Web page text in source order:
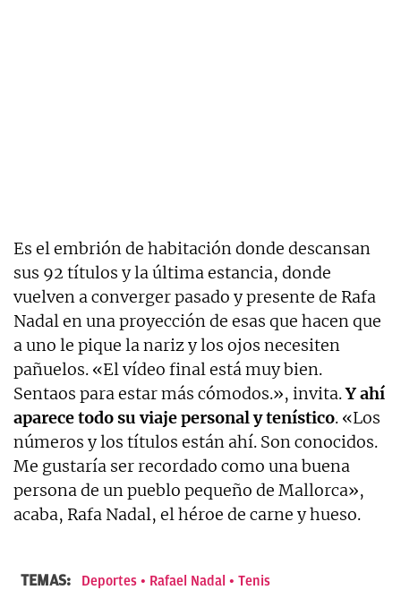
Es el embrión de habitación donde descansan
sus 92 títulos y la última estancia, donde
vuelven a converger pasado y presente de Rafa
Nadal en una proyección de esas que hacen que
a uno le pique la nariz y los ojos necesiten
pañuelos. «El vídeo final está muy bien.
Sentaos para estar más cómodos.», invita.Y ahí
aparece todo su viaje personal y tenístico. «Los
números y los títulos están ahí. Son conocidos.
Me gustaría ser recordado como una buena
persona de un pueblo pequeño de Mallorca»,
acaba, Rafa Nadal, el héroe de carne y hueso.
TEMAS: Deportes Rafael Nadal Tenis